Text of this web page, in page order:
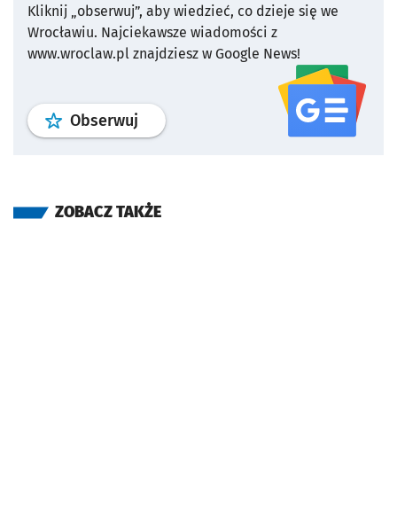
Kliknij „obserwuj”, aby wiedzieć, co dzieje się we
Wrocławiu. Najciekawsze wiadomości z
www.wroclaw.pl znajdziesz w Google News!
Obserwuj profil serwisu
ZOBACZ TAKŻE